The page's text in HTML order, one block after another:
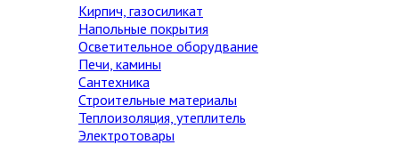
Кирпич, газосиликат
Напольные покрытия
Осветительное оборудвание
Печи, камины
Сантехника
Строительные материалы
Теплоизоляция, утеплитель
Электротовары